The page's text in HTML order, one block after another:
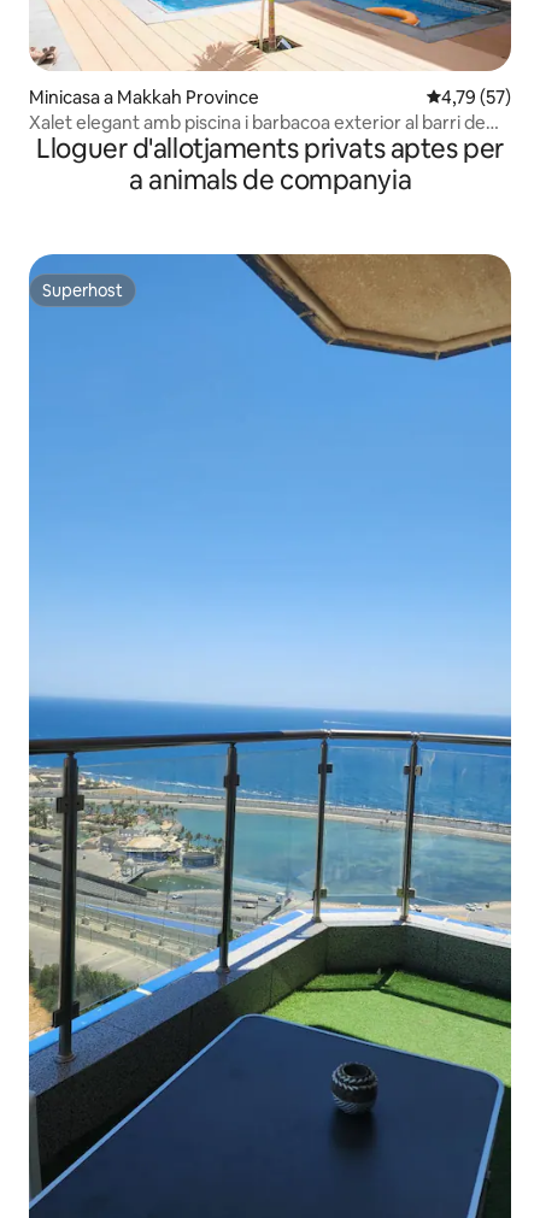
Minicasa a Makkah Province 4,79 de
4,79 (57)
Xalet elegant amb piscina i barbacoa exterior al barri de
Jeddah Gulf
Lloguer d'allotjaments privats aptes per
a animals de companyia
Superhost
Superhost